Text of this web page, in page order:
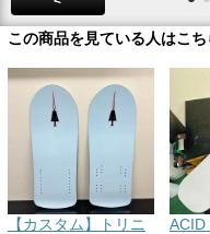
この商品を見ている人はこ
【カスタム】トリニ
ACID